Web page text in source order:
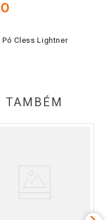
Cless Lightner
TAMBÉM